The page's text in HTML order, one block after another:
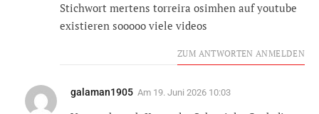
Stichwort mertens torreira osimhen auf youtube
existieren sooooo viele videos
ZUM ANTWORTEN ANMELDEN
galaman1905 Am 19. Juni 2026 10:03